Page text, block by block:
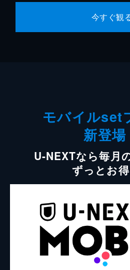
今すぐ観
モバイルset
新登場
U-NEXTなら毎月
ずっとお得